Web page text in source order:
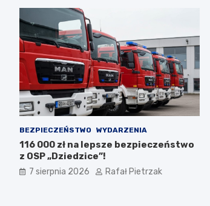
BEZPIECZEŃSTWO WYDARZENIA
116 000 zł na lepsze bezpieczeństwo
z OSP „Dziedzice”!
7 sierpnia 2026 Rafał Pietrzak